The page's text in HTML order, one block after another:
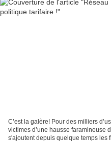
C’est la galère! Pour des milliers
victimes d’une hausse faramineuse
s'ajoutent depuis quelque temps les